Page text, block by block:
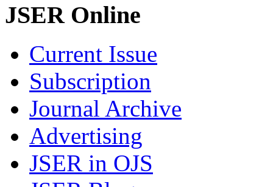
JSER Online
Current Issue
Subscription
Journal Archive
Advertising
JSER in OJS